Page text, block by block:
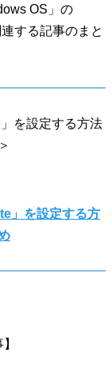
OS」の
する記事のまと
を設定する方法
」を設定する方